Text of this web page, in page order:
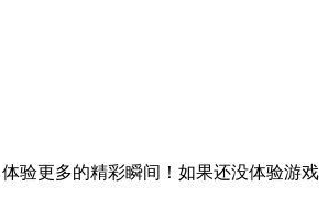
验更多的精彩瞬间！如果还没体验游戏